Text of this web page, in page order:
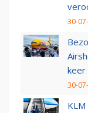
30-
keer
30-